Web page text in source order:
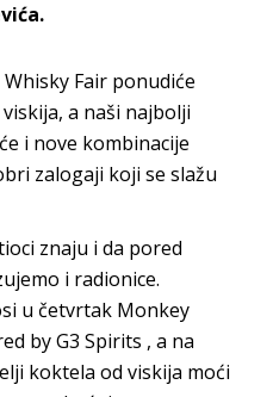
Fair ponudiće
a naši najbolji
i nove kombinacije
zalogaji koji se slažu
znaju i da pored
i radionice.
u četvrtak Monkey
by G3 Spirits , a na
koktela od viskija moći